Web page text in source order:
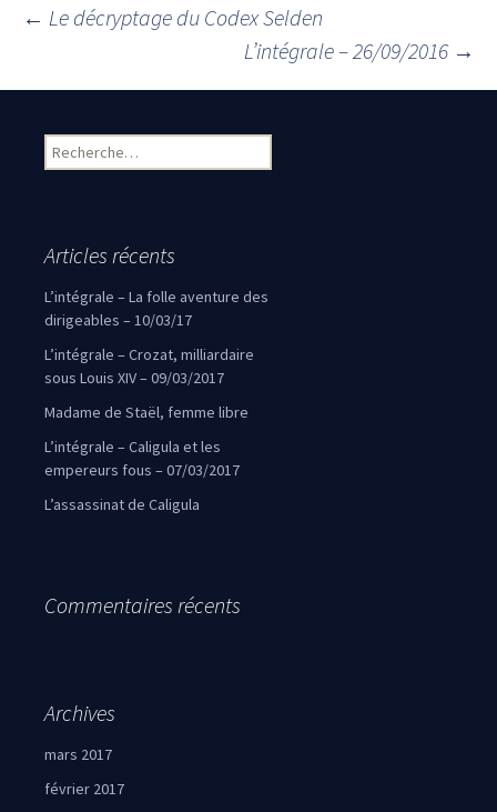
Navigation des articles
← Le décryptage du Codex Selden
L’intégrale – 26/09/2016 →
Rechercher :
Articles récents
L’intégrale – La folle aventure des
dirigeables – 10/03/17
L’intégrale – Crozat, milliardaire
sous Louis XIV – 09/03/2017
Madame de Staël, femme libre
L’intégrale – Caligula et les
empereurs fous – 07/03/2017
L’assassinat de Caligula
Commentaires récents
Archives
mars 2017
février 2017